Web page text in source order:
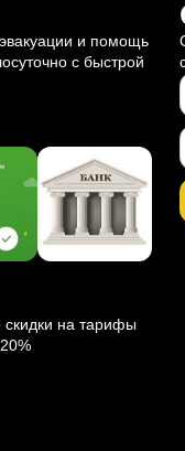
и помощь
с быстрой
скидки на тарифы